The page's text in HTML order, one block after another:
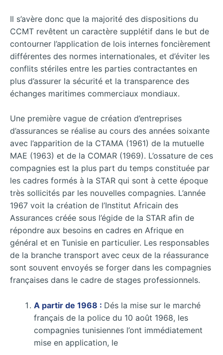
Il s’avère donc que la majorité des dispositions du
CCMT revêtent un caractère supplétif dans le but de
contourner l’application de lois internes foncièrement
différentes des normes internationales, et d’éviter les
conflits stériles entre les parties contractantes en
plus d’assurer la sécurité et la transparence des
échanges maritimes commerciaux mondiaux.
Une première vague de création d’entreprises
d’assurances se réalise au cours des années soixante
avec l’apparition de la CTAMA (1961) de la mutuelle
MAE (1963) et de la COMAR (1969). L’ossature de ces
compagnies est la plus part du temps constituée par
les cadres formés à la STAR qui sont à cette époque
très sollicités par les nouvelles compagnies. L’année
1967 voit la création de l’Institut Africain des
Assurances créée sous l’égide de la STAR afin de
répondre aux besoins en cadres en Afrique en
général et en Tunisie en particulier. Les responsables
de la branche transport avec ceux de la réassurance
sont souvent envoyés se forger dans les compagnies
françaises dans le cadre de stages professionnels.
A partir de 1968 : Dés la mise sur le marché
français de la police du 10 août 1968, les
compagnies tunisiennes l’ont immédiatement
mise en application, le